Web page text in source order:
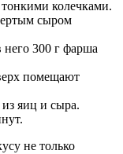
колечками.
сыром
300 г фарша
помещают
яиц и сыра.
не только